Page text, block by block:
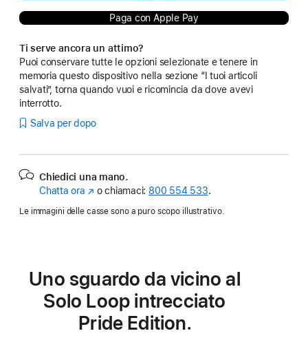
Paga con Apple Pay
Ti serve ancora un attimo?
Puoi conservare tutte le opzioni selezionate e tenere in
memoria questo dispositivo nella sezione “I tuoi articoli
salvati”, torna quando vuoi e ricomincia da dove avevi
interrotto.
Salva per dopo
Chiedici una mano.
Chatta ora (Si o chiamaci: 800 554 533.
Le immagini delle casse sono a puro scopo illustrativo.
Uno sguardo da vicino al
Solo Loop intrecciato
Pride Edition.